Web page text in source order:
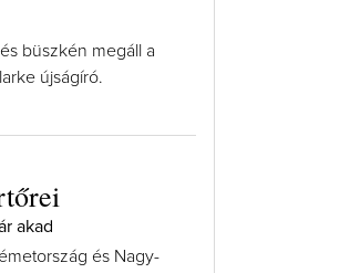
büszkén megáll a
újságíró.
akad
és Nagy-